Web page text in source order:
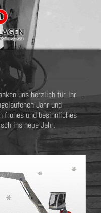
uns herzlich für Ihr
Jahr und
frohes und besinnliches
ins neue Jahr.